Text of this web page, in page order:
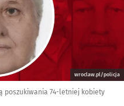
wroclaw.pl/policja
poszukiwania 74-letniej kobiety